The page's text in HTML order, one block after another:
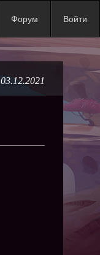
Форум Войти
03.12.2021